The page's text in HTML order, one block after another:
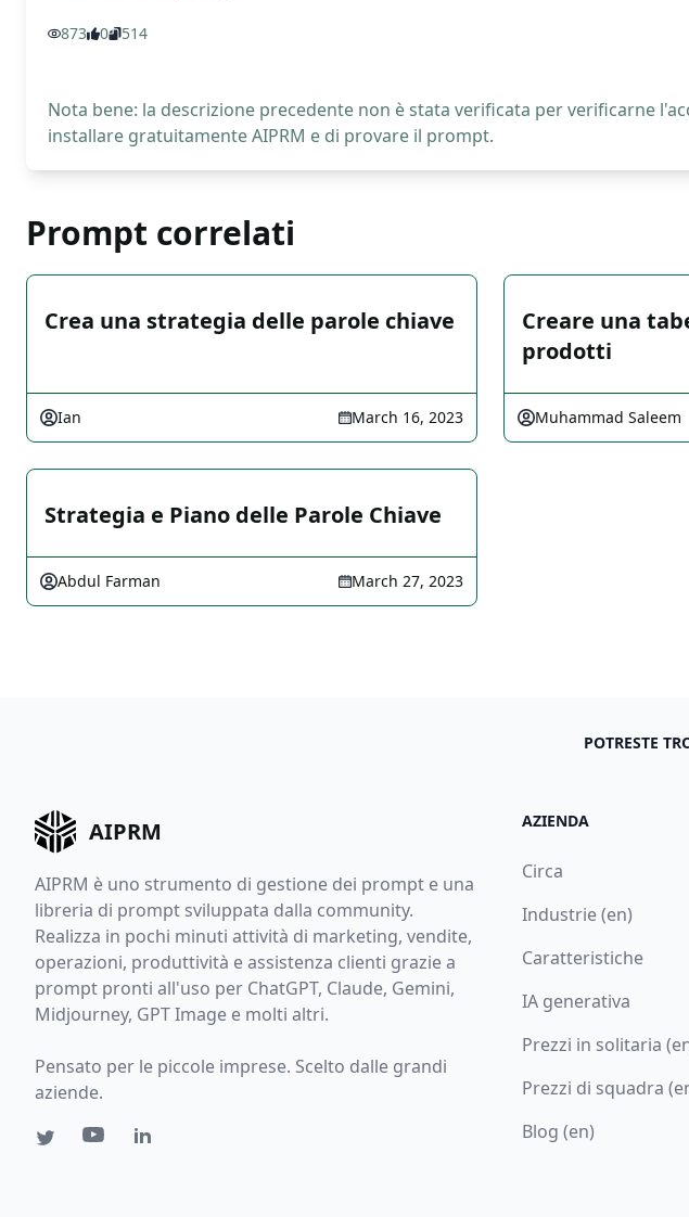
873 0 514
Nota bene: la descrizione precedente non è stata verificata per verificarne
installare gratuitamente AIPRM e di provare il prompt.
Prompt correlati
Crea una strategia delle parole chiave
Ian March 16, 2023
Creare una
prodotti
Muhammad Saleem
Strategia e Piano delle Parole Chiave
Abdul Farman March 27, 2023
POTRESTE
AIPRM
AIPRM è uno strumento di gestione dei prompt e una
libreria di prompt sviluppata dalla community.
Realizza in pochi minuti attività di marketing, vendite,
operazioni, produttività e assistenza clienti grazie a
prompt pronti all'uso per ChatGPT, Claude, Gemini,
Midjourney, GPT Image e molti altri.
Pensato per le piccole imprese. Scelto dalle grandi
aziende.
AZIENDA
Circa
Industrie (en)
Caratteristiche
IA generativa
Prezzi in solitaria
Prezzi di squadra
Blog (en)